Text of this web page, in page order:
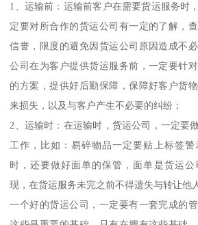
1、运输前：运输前客户在需要货运服务时
定要对所合作的货运公司有一定的了解，
信誉，限度的避免因货运公司原因造成不
公司在为客户提供货运服务前，一定要针
的方案，提供好后勤保障，保障好客户货
来损失，以及与客户产生不必要的纠纷；
2、运输时：在运输时，货运公司，一定要
工作，比如：易碎物品一定要贴上标签
时，还要做好面单的保管，面单是货运
现，在货运服务未完之前不得遗失与转让他
一个好的货运公司，一定要有一套完成的